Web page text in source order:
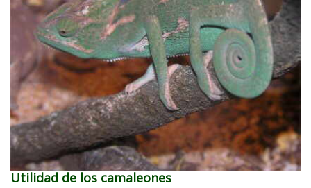
Utilidad de los camaleones